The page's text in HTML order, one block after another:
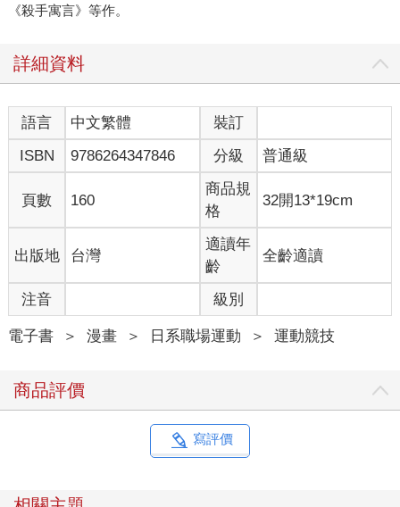
《殺手寓言》等作。
詳細資料
語言 中文繁體
裝訂
ISBN
9786264347846 分級 普通級
頁數 160
商品規
格
32開13*19cm
出版地 台灣
適讀年
齡
全齡適讀
注音 級別
電子書 ＞ 漫畫 ＞ 日系職場運動 ＞ 運動競技
商品評價
寫評價